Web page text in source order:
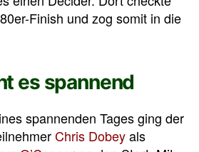
Finish und zog somit in die
es spannend
spannenden Tages ging der
Chris Dobeyals